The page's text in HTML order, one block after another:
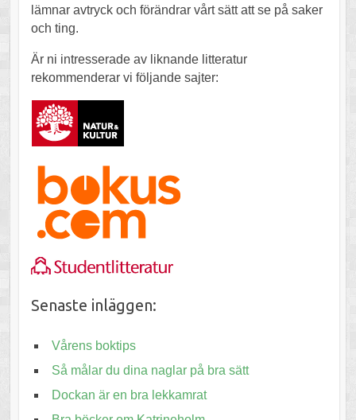
lämnar avtryck och förändrar vårt sätt att se på saker
och ting.
Är ni intresserade av liknande litteratur
rekommenderar vi följande sajter:
Senaste inläggen:
Vårens boktips
Så målar du dina naglar på bra sätt
Dockan är en bra lekkamrat